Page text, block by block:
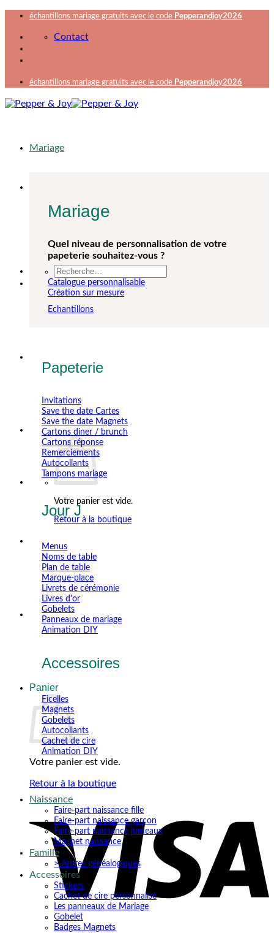
Passer
contenu
échantillons mariage gratuits avec le code Pepperandjoy2026
Contact
échantillons mariage gratuits avec le code Pepperandjoy2026
Recherche
pour :
Votre panier est vide.
Retour à la boutique
Panier
Votre panier est vide.
Retour à la boutique
Mariage
Mariage
Quel niveau de personnalisation de votre
papeterie souhaitez-vous ?
Catalogue personnalisable
Création sur mesure
Echantillons
Papeterie
Invitations
Save the date Cartes
Save the date Magnets
Cartons diner / brunch
Cartons réponse
Remerciements
Autocollants
Tampons mariage
Jour J
Menus
Noms de table
Plan de table
Marque-place
Livrets de cérémonie
Livres d'or
Gobelets
Panneaux de mariage
Animation DIY
Accessoires
Ficelles
Magnets
Gobelets
Autocollants
Cachet de cire
Animation DIY
Naissance
Faire-part naissance fille
Faire-part naissance garçon
Faire-part naissance jumeaux
Magnet naissance
Famille
> Arbres généalogiques
Accessoires
Stickers
Cachet de cire personnalisé
Les panneaux de Mariage
Gobelet
Badges Magnets